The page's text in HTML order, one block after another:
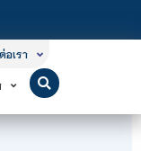
การสอน 3 ระดับ คือ ร
อเรา